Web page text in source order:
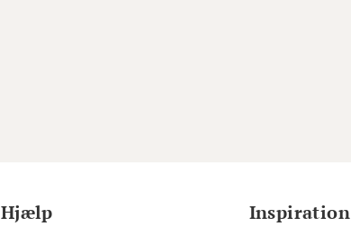
Hjælp Inspiration